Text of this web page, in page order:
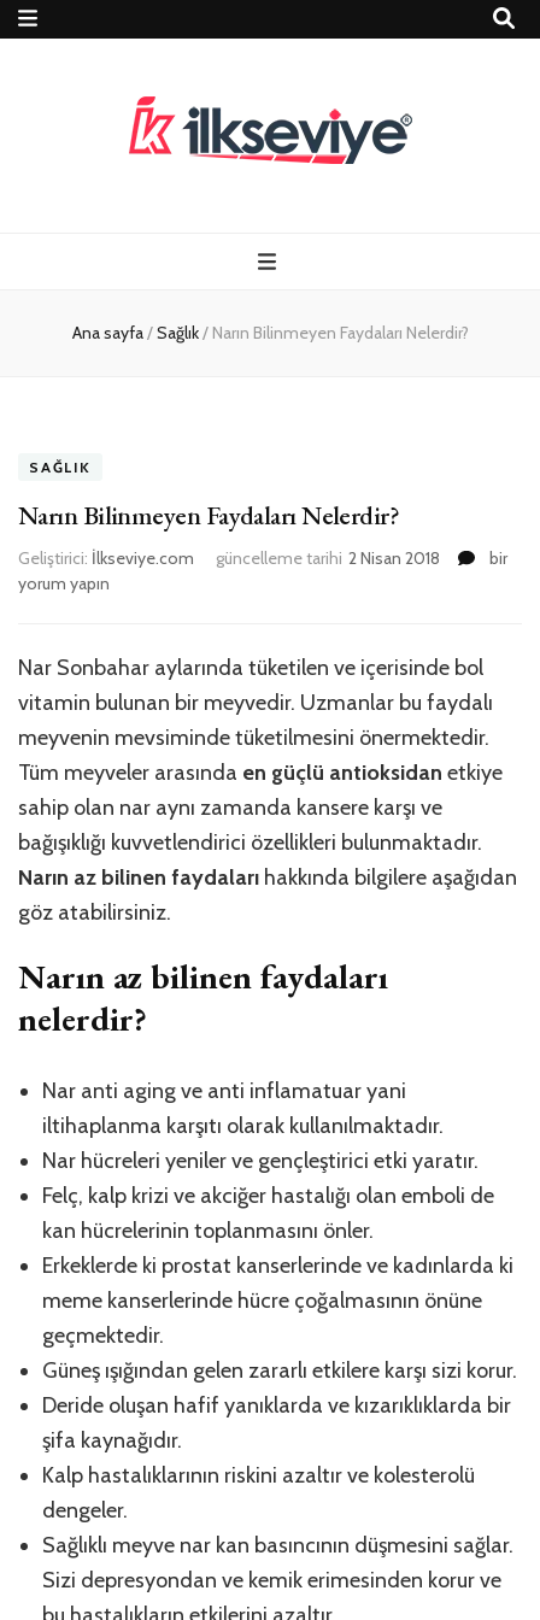
ve Travel – Tur
Rehberi
Ana sayfa/Sağlık/ Narın Bilinmeyen Faydaları Nelerdir?
SAĞLIK
Narın Bilinmeyen Faydaları Nelerdir?
Geliştirici: İlkseviye.com güncelleme tarihi 2 Nisan 2018
Narın
bir
yorum yapın
Nar Sonbahar aylarında tüketilen ve içerisinde bol
vitamin bulunan bir meyvedir. Uzmanlar bu faydalı
meyvenin mevsiminde tüketilmesini önermektedir.
Tüm meyveler arasında en güçlü antioksidan etkiye
sahip olan nar aynı zamanda kansere karşı ve
bağışıklığı kuvvetlendirici özellikleri bulunmaktadır.
Narın az bilinen faydaları hakkında bilgilere aşağıdan
göz atabilirsiniz.
Narın az bilinen faydaları
nelerdir?
Nar anti aging ve anti inflamatuar yani
iltihaplanma karşıtı olarak kullanılmaktadır.
Nar hücreleri yeniler ve gençleştirici etki yaratır.
Felç, kalp krizi ve akciğer hastalığı olan emboli de
kan hücrelerinin toplanmasını önler.
Erkeklerde ki prostat kanserlerinde ve kadınlarda ki
meme kanserlerinde hücre çoğalmasının önüne
geçmektedir.
Güneş ışığından gelen zararlı etkilere karşı sizi korur.
Deride oluşan hafif yanıklarda ve kızarıklıklarda bir
şifa kaynağıdır.
Kalp hastalıklarının riskini azaltır ve kolesterolü
dengeler.
Sağlıklı meyve nar kan basıncının düşmesini sağlar.
Sizi depresyondan ve kemik erimesinden korur ve